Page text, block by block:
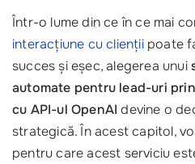
Într-o lume din ce în ce mai
interacțiune cu cliențiipoate
succes și eșec, alegerea unui
automate pentru lead-uri
cu API-ul OpenAI devine o
strategică. În acest capitol,
pentru care acest serviciu